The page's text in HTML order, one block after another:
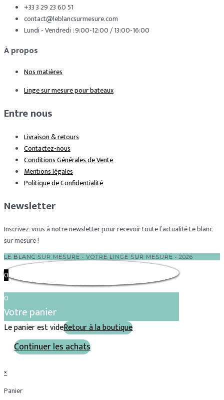
+33 3 29 23 60 51
contact@leblancsurmesure.com
Lundi - Vendredi : 9:00-12:00 / 13:00-16:00
À propos
Nos matières
Linge sur mesure pour bateaux
Entre nous
Livraison & retours
Contactez-nous
Conditions Générales de Vente
Mentions légales
Politique de Confidentialité
Newsletter
Inscrivez-vous à notre newsletter pour recevoir toute l’actualité Le blanc
sur mesure !
LE BLANC SUR MESURE • VOTRE LINGE SUR MESURE • 2026
0
0
Votre panier
Le panier est videRetour à la boutique
Continuer les achats
×
Panier